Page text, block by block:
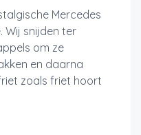
Mercedes
Wij snijden ter
om ze
en daarna
zoals friet hoort